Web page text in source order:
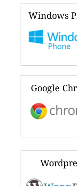
Windows
Google